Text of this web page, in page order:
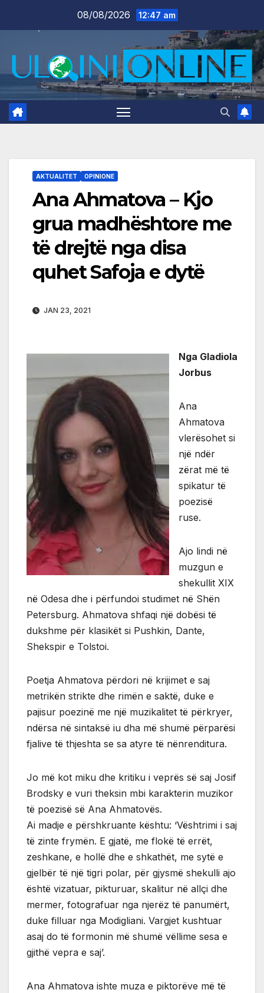
08/08/2026 12:47 am
AKTUALITET OPINIONE
Ana Ahmatova – Kjo
grua madhështore me
të drejtë nga disa
quhet Safoja e dytë
JAN 23, 2021
Nga Gladiola
Jorbus
Ana
Ahmatova
vlerësohet si
një ndër
zërat më të
spikatur të
poezisë
ruse.
Ajo lindi në
muzgun e
shekullit XIX
në Odesa dhe i përfundoi studimet në Shën
Petersburg. Ahmatova shfaqi një dobësi të
dukshme për klasikët si Pushkin, Dante,
Shekspir e Tolstoi.
Poetja Ahmatova përdori në krijimet e saj
metrikën strikte dhe rimën e saktë, duke e
pajisur poezinë me një muzikalitet të përkryer,
ndërsa në sintaksë iu dha më shumë përparësi
fjalive të thjeshta se sa atyre të nënrenditura.
Jo më kot miku dhe kritiku i veprës së saj Josif
Brodsky e vuri theksin mbi karakterin muzikor
të poezisë së Ana Ahmatovës.
Ai madje e përshkruante kështu: ‘Vështrimi i saj
të zinte frymën. E gjatë, me flokë të errët,
zeshkane, e hollë dhe e shkathët, me sytë e
gjelbër të një tigri polar, për gjysmë shekulli ajo
është vizatuar, pikturuar, skalitur në allçi dhe
mermer, fotografuar nga njerëz të panumërt,
duke filluar nga Modigliani. Vargjet kushtuar
asaj do të formonin më shumë vëllime sesa e
gjithë vepra e saj’.
Ana Ahmatova ishte muza e piktorëve më të